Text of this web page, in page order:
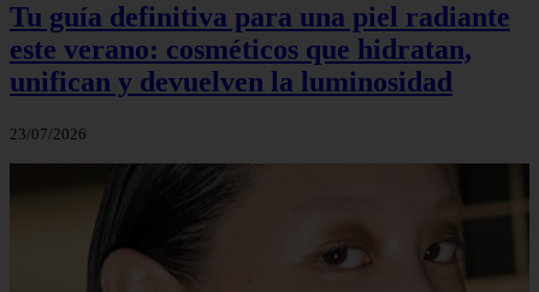
Tu guía definitiva para una piel radiante
este verano: cosméticos que hidratan,
unifican y devuelven la luminosidad
23/07/2026